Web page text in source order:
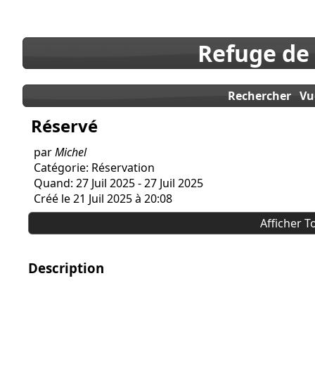
Refuge
Rechercher
Réservé
parMichel
Catégorie: Réservation
Quand: 27 Juil 2025 - 27 Juil 2025
Créé le 21 Juil 2025 à 20:08
Afficher
Description